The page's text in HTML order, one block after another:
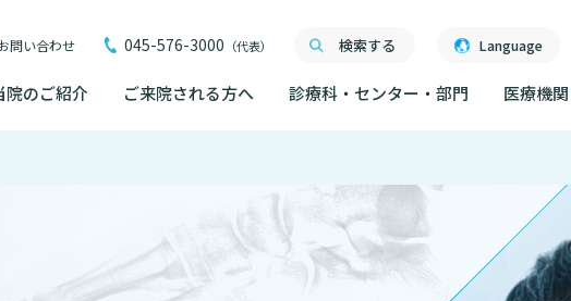
問い合わせ 045-576-3000 （代表） 検索する Language
院のご紹介 ご来院される方へ 診療科・センター・部門 医療機
研究・業績
ご来院にあたって
交通アクセス
医療関係者向け講習
人材開発センター
外来について
交通ア
院内の